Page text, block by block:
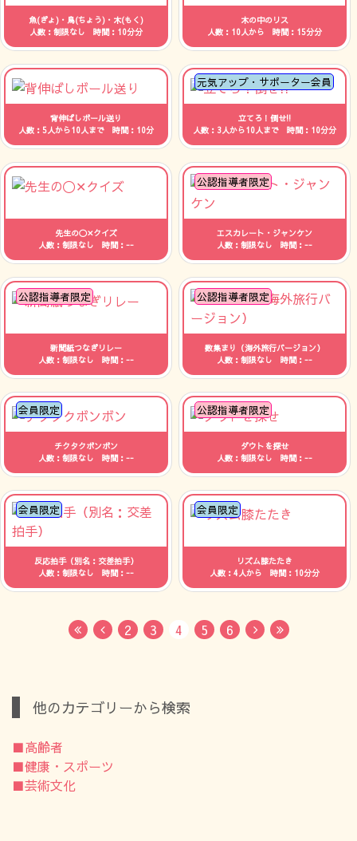
魚(ぎょ)・鳥(ちょう)・木(もく)
人数：制限なし 時間：10分分
木の中のリス
人数：10人から 時間：15分分
背伸ばしボール送り
人数：5人から10人まで 時間：10分
元気アップ・サポーター会員
立てろ！倒せ!!
人数：3人から10人まで 時間：10分分
先生の〇✕クイズ
人数：制限なし 時間：--
公認指導者限定
エスカレート・ジャンケン
人数：制限なし 時間：--
公認指導者限定
新聞紙つなぎリレー
人数：制限なし 時間：--
公認指導者限定
数集まり（海外旅行バージョン）
人数：制限なし 時間：--
会員限定
チクタクボンボン
人数：制限なし 時間：--
公認指導者限定
ダウトを探せ
人数：制限なし 時間：--
会員限定
反応拍手（別名：交差拍手）
人数：制限なし 時間：--
会員限定
リズム膝たたき
人数：4人から 時間：10分分
FirstPrevious
2 3 4 5 6 NextLast
他のカテゴリーから検索
■高齢者
■健康・スポーツ
■芸術文化